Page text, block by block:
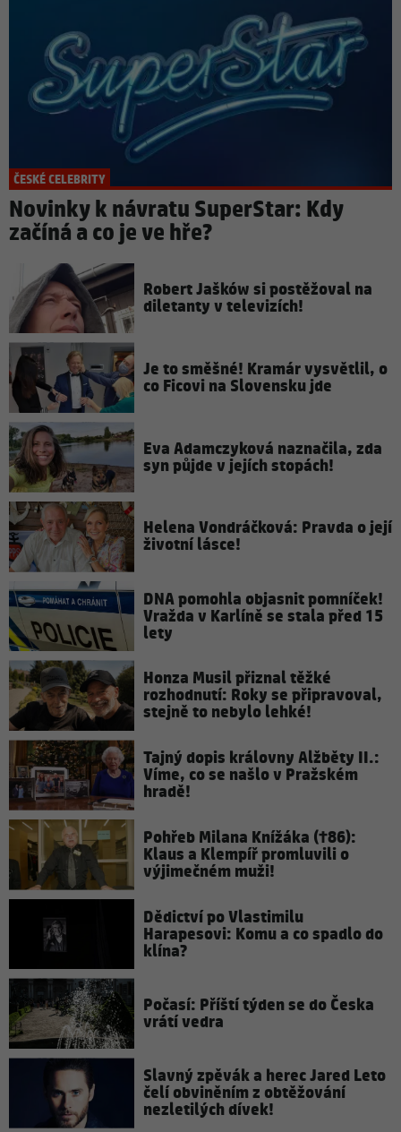
ČESKÉ CELEBRITY
Novinky k návratu SuperStar: Kdy
začíná a co je ve hře?
Robert Jašków si postěžoval na
diletanty v televizích!
Je to směšné! Kramár vysvětlil, o
co Ficovi na Slovensku jde
Eva Adamczyková naznačila, zda
syn půjde v jejích stopách!
Helena Vondráčková: Pravda o její
životní lásce!
DNA pomohla objasnit pomníček!
Vražda v Karlíně se stala před 15
lety
Honza Musil přiznal těžké
rozhodnutí: Roky se připravoval,
stejně to nebylo lehké!
Tajný dopis královny Alžběty II.:
Víme, co se našlo v Pražském
hradě!
Pohřeb Milana Knížáka (†86):
Klaus a Klempíř promluvili o
výjimečném muži!
Dědictví po Vlastimilu
Harapesovi: Komu a co spadlo do
klína?
Počasí: Příští týden se do Česka
vrátí vedra
Slavný zpěvák a herec Jared Leto
čelí obviněním z obtěžování
nezletilých dívek!